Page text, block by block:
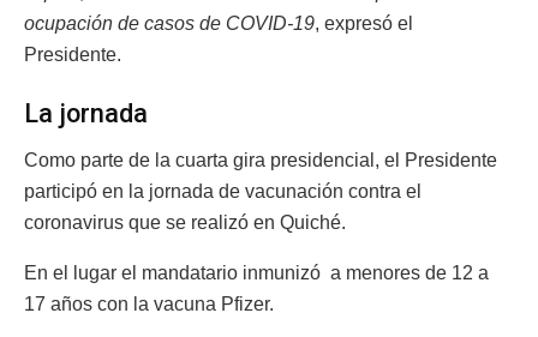
ocupación de casos de COVID-19, expresó el
Presidente.
La jornada
Como parte de la cuarta gira presidencial, el Presidente
participó en la jornada de vacunación contra el
coronavirus que se realizó en Quiché.
En el lugar el mandatario inmunizó a menores de 12 a
17 años con la vacuna Pfizer.